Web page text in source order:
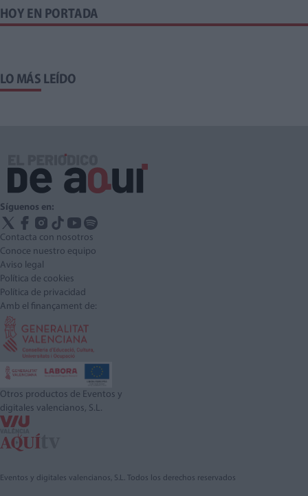
HOY EN PORTADA
LO MÁS LEÍDO
Síguenos en:
Contacta con nosotros
Conoce nuestro equipo
Aviso legal
Política de cookies
Política de privacidad
Amb el finançament de:
Otros productos de Eventos y
digitales valencianos, S.L.
Eventos y digitales valencianos, S.L. Todos los derechos reservados